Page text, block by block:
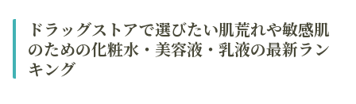
ドラッグストアで選びたい肌荒れや敏感肌
のための化粧水・美容液・乳液の最新ラン
キング